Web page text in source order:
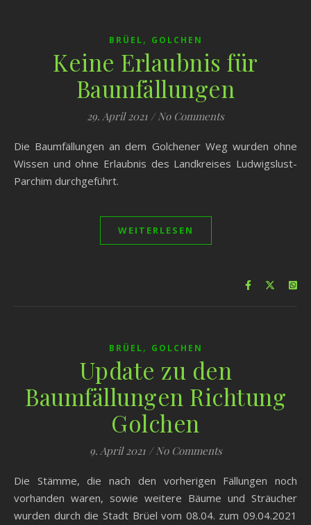
BRÜEL, GOLCHEN
Keine Erlaubnis für
Baumfällungen
29. April 2021 / No Comments
Die Baumfällungen an dem Golchener Weg wurden ohne
Wissen und ohne Erlaubnis des Landkreises Ludwigslust-
Parchim durchgeführt.
WEITERLESEN
BRÜEL, GOLCHEN
Update zu den
Baumfällungen Richtung
Golchen
9. April 2021 / No Comments
Die Stämme, die nach den vorherigen Fällungen noch
vorhanden waren, sowie weitere Bäume und Sträucher
wurden durch die Stadt Brüel vom 08.04. zum 09.04.2021